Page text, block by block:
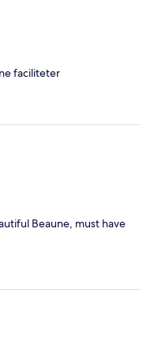
faciliteter
Beaune, must have